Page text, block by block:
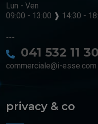
Lun - Ven
09:00 - 13:00 ❱ 14:30 -
---
041 532 11 30
commerciale@i-esse.com
privacy & co